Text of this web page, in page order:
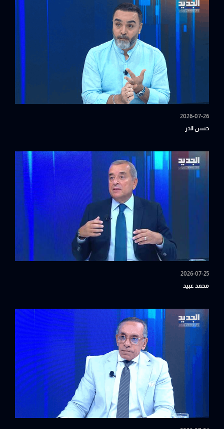
2026-07-26
حسن الدر
2026-07-25
محمد عبيد